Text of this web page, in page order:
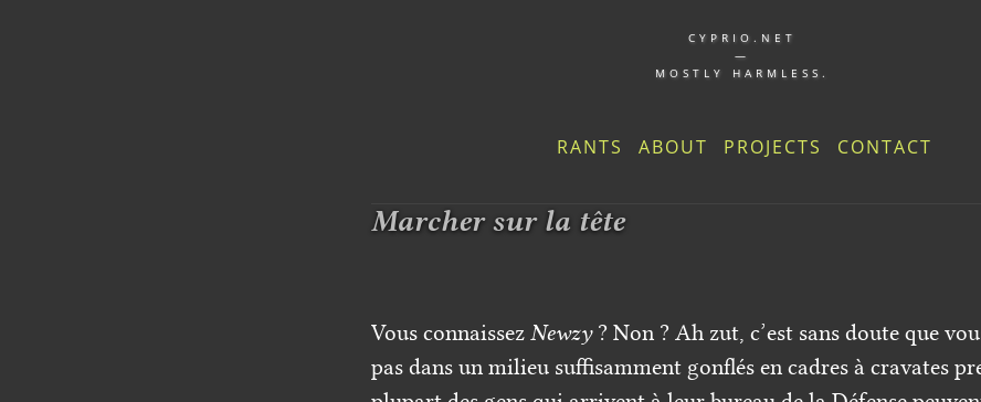
CYPRIO.NET
—
MOSTLY HARMLESS.
RANTS ABOUT PROJECTS CONTACT
Marcher sur la tête
Vous connaissez Newzy? Non ? Ah zut, c’est sans doute que
pas dans un milieu suffisamment gonflés en cadres à cravates